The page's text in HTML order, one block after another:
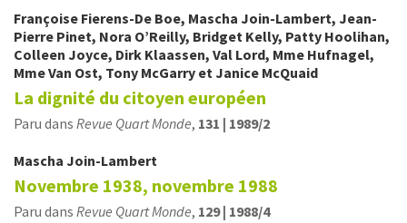
Françoise Fierens-De Boe, Mascha Join-Lambert, Jean-
Pierre Pinet, Nora O’Reilly, Bridget Kelly, Patty Hoolihan,
Colleen Joyce, Dirk Klaassen, Val Lord, Mme Hufnagel,
Mme Van Ost, Tony McGarry etJanice McQuaid
La dignité du citoyen européen
Paru dans Revue Quart Monde, 131 | 1989/2
Mascha Join-Lambert
Novembre 1938, novembre 1988
Paru dans Revue Quart Monde, 129 | 1988/4